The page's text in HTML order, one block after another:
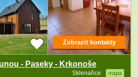
- Paseky - Krkonoše
Sklenařice mapa
Zobrazit kontakty